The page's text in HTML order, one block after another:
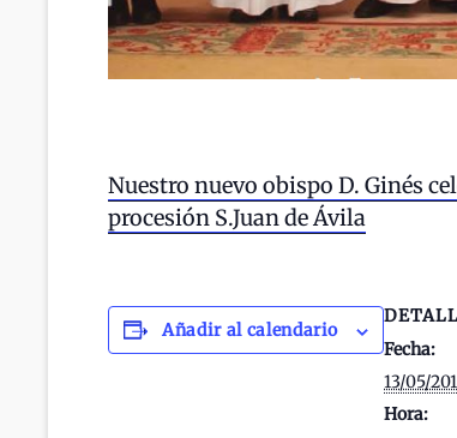
Nuestro nuevo obispo D. Ginés
procesión S.Juan de Ávila
Añadir al calendario
Fecha:
13/05/
Hora: